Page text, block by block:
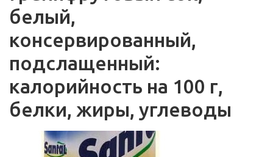
белый,
консервированный,
подслащенный:
калорийность на 100 г,
белки, жиры, углеводы